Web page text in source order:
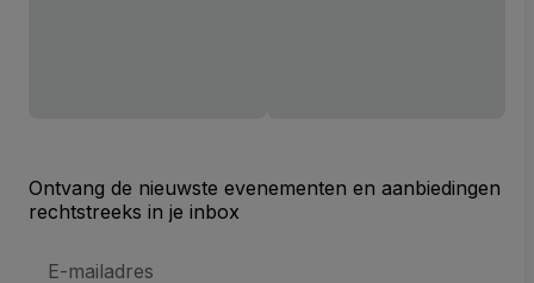
Ontvang de nieuwste evenementen en aanbiedingen
rechtstreeks in je inbox
mailadres